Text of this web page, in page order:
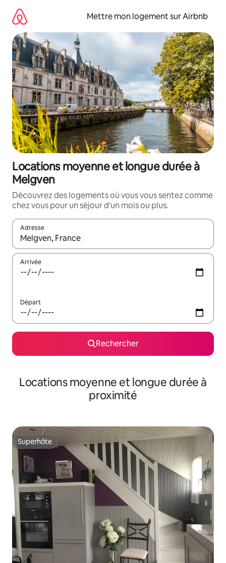
directement
contenu
Mettre mon logement sur Airbnb
Locations moyenne et longue durée à
Melgven
Découvrez des logements où vous vous sentez comme
chez vous pour un séjour d'un mois ou plus.
Adresse
Lorsque les résultats s'affichent, utilisez les flèches vers le
Arrivée
Départ
Rechercher
Locations moyenne et longue durée à
proximité
Superhôte
Superhôte